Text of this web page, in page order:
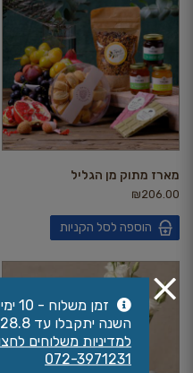
מארז מתוק מן הגליל
₪206.00
הוספה לסל הקניות
זמן
השנה יתקבלו עד 28.8 ולוועדי עובדים עד 20.8.
למדיניות משלוחים
072-3971231